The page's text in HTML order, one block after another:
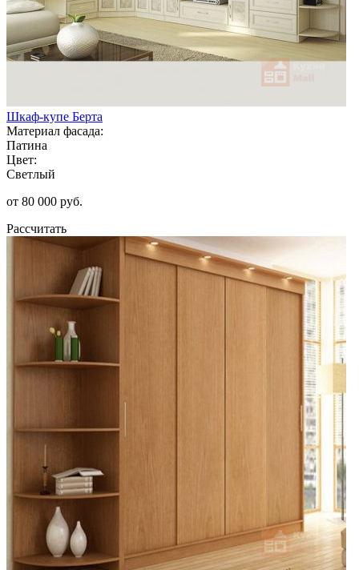
Шкаф-купе Берта
Материал фасада:
Патина
Цвет:
Светлый
от 80 000 руб.
Рассчитать